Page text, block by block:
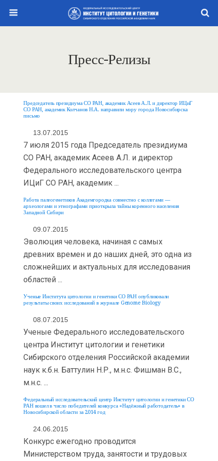
Пресс-Релизы
Председатель президиума СО РАН, академик Асеев А.Л. и директор ИЦиГ
СО РАН, академик Колчанов Н.А. направили мэру города Новосибирска
письмо
13.07.2015
7 июля 2015 года Председатель президиума
СО РАН, академик Асеев А.Л. и директор
Федерального исследовательского центра
ИЦиГ СО РАН, академик ...
Работа палеогенетиков Академгородка совместно с коллегами —
археологами и этнографами приоткрыла тайны коренного населения
Западной Сибири
09.07.2015
Эволюция человека, начиная с самых
древних времен и до наших дней, это одна из
сложнейших и актуальных для исследования
областей ...
Ученые Института цитологии и генетики СО РАН опубликовали
результаты своих исследований в журнале Genome Biology
08.07.2015
Ученые Федерального исследовательского
центра Институт цитологии и генетики
Сибирского отделения Российской академии
наук к.б.н. Баттулин Н.Р., м.н.с. Фишман В.С.,
м.н.с. ...
Федеральный исследовательский центр Институт цитологии и генетики СО
РАН вошел в число победителей конкурса «Надёжный работодатель» в
Новосибирской области за 2014 год
24.06.2015
Конкурс ежегодно проводится
Министерством труда, занятости и трудовых